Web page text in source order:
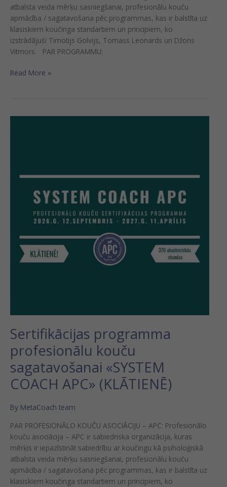
atbalsta veida mērķu sasniegšanai, profesionālu kouču
apmācība / sagatavošana pēc programmas, kas ir balstīta uz
klasiskiem koučinga standartiem un principiem, ko
izstrādājuši Timotijs Golvijs, Tomass Leonards un Džons
Vitmors. PAR PROGRAMMU:
Read More »
Sertifikācijas programma
profesionālu kouču
sagatavošanai «SYSTEM
COACH APC» (KLĀTIENĒ)
By MetaCoach team
PAR PROFESIONĀLO KOUČU ASOCIĀCIJU – APC: Profesionālo
kouču asociācija – APC ir sabiedriska organizācija, kuras
mērķis ir iepazīstināt sabiedrību ar koučingu kā psiholoģiskā
atbalsta veida mērķu sasniegšanai, profesionālu kouču
apmācība / sagatavošana pēc programmas, kas ir balstīta uz
klasiskiem koučinga standartiem un principiem, ko
«SYSTEM
(KLĀTIENĒ)